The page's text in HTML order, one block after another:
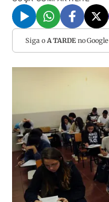
Siga o A TARDEno Google